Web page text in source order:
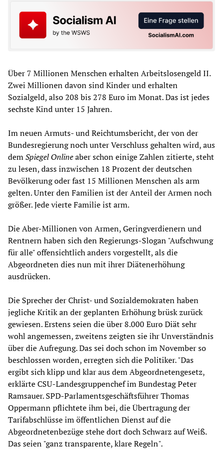
Über 7 Millionen Menschen erhalten Arbeitslosengeld II.
Zwei Millionen davon sind Kinder und erhalten
Sozialgeld, also 208 bis 278 Euro im Monat. Das ist jedes
sechste Kind unter 15 Jahren.
Im neuen Armuts- und Reichtumsbericht, der von der
Bundesregierung noch unter Verschluss gehalten wird, aus
demSpiegel Onlineaber schon einige Zahlen zitierte, steht
zu lesen, dass inzwischen 18 Prozent der deutschen
Bevölkerung oder fast 15 Millionen Menschen als arm
gelten. Unter den Familien ist der Anteil der Armen noch
größer. Jede vierte Familie ist arm.
Die Aber-Millionen von Armen, Geringverdienern und
Rentnern haben sich den Regierungs-Slogan "Aufschwung
für alle" offensichtlich anders vorgestellt, als die
Abgeordneten dies nun mit ihrer Diätenerhöhung
ausdrücken.
Die Sprecher der Christ- und Sozialdemokraten haben
jegliche Kritik an der geplanten Erhöhung brüsk zurück
gewiesen. Erstens seien die über 8.000 Euro Diät sehr
wohl angemessen, zweitens zeigten sie ihr Unverständnis
über die Aufregung. Das sei doch schon im November so
beschlossen worden, erregten sich die Politiker. "Das
ergibt sich klipp und klar aus dem Abgeordnetengesetz,
erklärte CSU-Landesgruppenchef im Bundestag Peter
Ramsauer. SPD-Parlamentsgeschäftsführer Thomas
Oppermann pflichtete ihm bei, die Übertragung der
Tarifabschlüsse im öffentlichen Dienst auf die
Abgeordnetenbezüge stehe dort doch Schwarz auf Weiß.
Das seien "ganz transparente, klare Regeln".